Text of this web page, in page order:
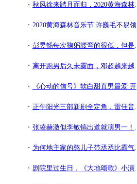
秋风徐来踏月而归，2020黄海森林音乐节圆满落幕
2020黄海森林音乐节 许巍毛不易领衔豪华乐队阵容
彭昱畅每次鞠躬腰弯的很低，但是他的骨头很硬，很有脊梁的人
离开跑男后久未露面，邓超越来越像孙俪，夫妻相真不是说说的
《心动的信号》软白甜直男最爱 开朗大方无法激起保护欲
正午阳光三部新剧全定角，雷佳音搭档文艺女神，白宇毛晓彤再合作
张凌赫激似李敏镐出道就演男一！起底188cm学霸校草
为何地主家的憨儿子范丞丞比霸气女王范冰冰更讨喜
剧院里过生日，《大地颂歌》小演员刘梓涵梦想当一名设计师